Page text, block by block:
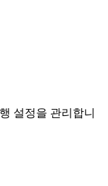
설정을 관리합니